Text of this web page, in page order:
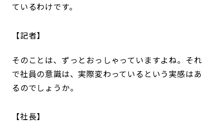
ているわけです。
記者
そのことは、ずっとおっしゃっていますよね。それ
で社員の意識は、実際変わっているという実感はあ
るのでしょうか。
社長